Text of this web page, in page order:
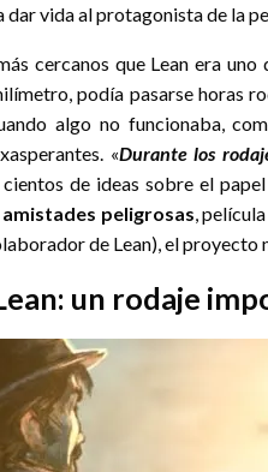
vida al protagonista de la
cercanos que Lean era
podía pasarse horas
algo no funcionaba,
«Durante los
de ideas sobre el
amistades peligrosas,
de Lean), el proyecto
un rodaje